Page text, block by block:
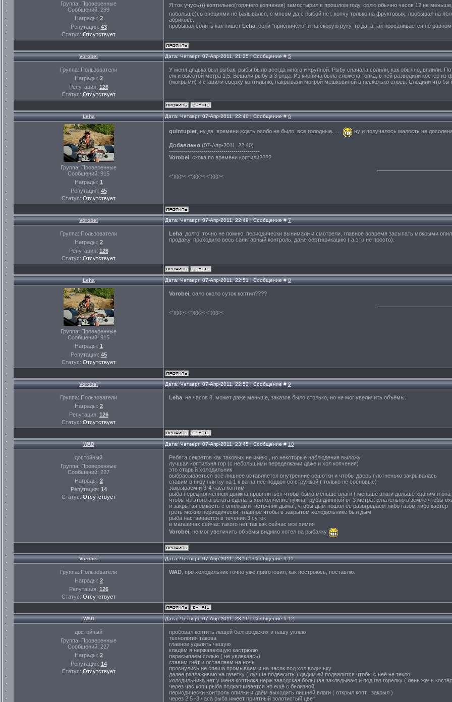
Группа: Проверенные
Сообщений: 299
Награды: 2
Репутация: 43
Статус: Отсутствует
Я ток учусь))),коптильню(горячего копчения) замостырил в прошлом году, солю обычно часов 12,не
побольше)со специями не балывался, с мясом да,с рыбой нет. копчу только на фруктовых, пробывал на
абрикосе.
пробывал солить как пишет Leha , если "приспичело" и на скорую руку, то да, а так просаливается не
Vorobei Дата: Четверг, 07-Апр-2011, 21:25 | Сообщение #5
Группа: Пользователи
Награды: 2
Репутация: 126
Статус: Отсутствует
У меня дядька был рыбак, рыбы было всегда много и крупной. Рыбу сначала солили, как обычно, вялили.
см и высотой метра 1,5. Вешали рыбу в 3 ряда. Из кирпича была сложена топка, в ней разводили костёр из
(мокрыми) и ставили сверху коптильню, накрывали мокрой мешковиной в несколько слоёв. Следили что
Leha Дата: Четверг, 07-Апр-2011, 22:40 | Сообщение #6
Группа: Проверенные
Сообщений: 915
Награды: 1
Репутация: 45
Статус: Отсутствует
quintuplet , ну да, времени ждать особо не было, все голодные...... ну и получалось малость не
Добавлено (07-Апр-2011, 22:40)
---------------------------------------------
Vorobei , скока по времени коптили????
<°)((((>< <°)((((>< <°)((((><
Vorobei Дата: Четверг, 07-Апр-2011, 22:49 | Сообщение #7
Группа: Пользователи
Награды: 2
Репутация: 126
Статус: Отсутствует
Leha , долго, точно не помню, периодически вынимали и смотрели, главное вовремя засыпать мокрыми
продажу, проходило весь санитарный контроль, даже сертификацию ( а это не просто).
Leha Дата: Четверг, 07-Апр-2011, 22:51 | Сообщение #8
Группа: Проверенные
Сообщений: 915
Награды: 1
Репутация: 45
Статус: Отсутствует
Vorobei , сало около суток коптил????
<°)((((>< <°)((((>< <°)((((><
Vorobei Дата: Четверг, 07-Апр-2011, 22:53 | Сообщение #9
Группа: Пользователи
Награды: 2
Репутация: 126
Статус: Отсутствует
Leha , не часов 8, может даже меньше, заказов было столько, но не мог увеличить объёмы.
WAD Дата: Четверг, 07-Апр-2011, 23:45 | Сообщение #10
достойный
Группа: Проверенные
Сообщений: 227
Награды: 2
Репутация: 14
Статус: Отсутствует
Ребята секретов как таковых не имею , но некоторые наблюдения выложу
лучшая коптильня гор (с небольшими переделками даже и хол копчения)
это старый холодильник
выбрасываеться всё лишнее оставляется внутренние решотки и чтобы дверь плотненько закрывалась
ставим в низу плитку на 1 к ва на неё поддон со стружкой ( только не сосновые)
закрываем и 3-4 часа коптим
рыба перед копчением должна провялиться чтобы было меньше влаги ( меньше влаги дольше храним и она
чтобы из этого агрегата сделать хол копчение нужна труба длинной от 3 метра желательно в земле чтобы
и закрытая ёмкость с опилками- источник дыма , чтобы дым пошол её разогреваем либо газом либо кастёр
греть можно периодически -главное чтобы в закрытом холодильнике был дым
рыба настаивается в течении 3 суток
в магазинах сейчас такого нет так как сейчас всё химия
Vorobei , не мог увеличить объёмы видимо хотел на рыбалку
Vorobei Дата: Четверг, 07-Апр-2011, 23:56 | Сообщение #11
Группа: Пользователи
Награды: 2
Репутация: 126
Статус: Отсутствует
WAD , про холодильник точно уже приготовил, как построюсь, поставлю.
WAD Дата: Четверг, 07-Апр-2011, 23:56 | Сообщение #12
достойный
Группа: Проверенные
Сообщений: 227
Награды: 2
Репутация: 14
Статус: Отсутствует
пробовал коптить лещей белгородских и нашу уклею
технология такова
главное удалить чешую
кладём в нержавеющую кастрюлю
пересыпаем солью ( не увлекаясь)
ставим гнёт и оставляем на ночь
проснулись не спеша промываем и на часок под хол водичьку
далее разлаживаю на газетку ( лучше подвесить ) дадим ей подвялится чтобы с неё не текло
холодильника нет у меня коптилка нерж заводская большая заклвдываю и под газ горелку ( лень жечь
через час копч рыба подкапчивается но ещё с белизной
периодически контроль опилки и даём выходить лишней влаги ( открыл копт , закрыл )
через 2,5 -3 часа рыба имеет приятный золотистый цвет